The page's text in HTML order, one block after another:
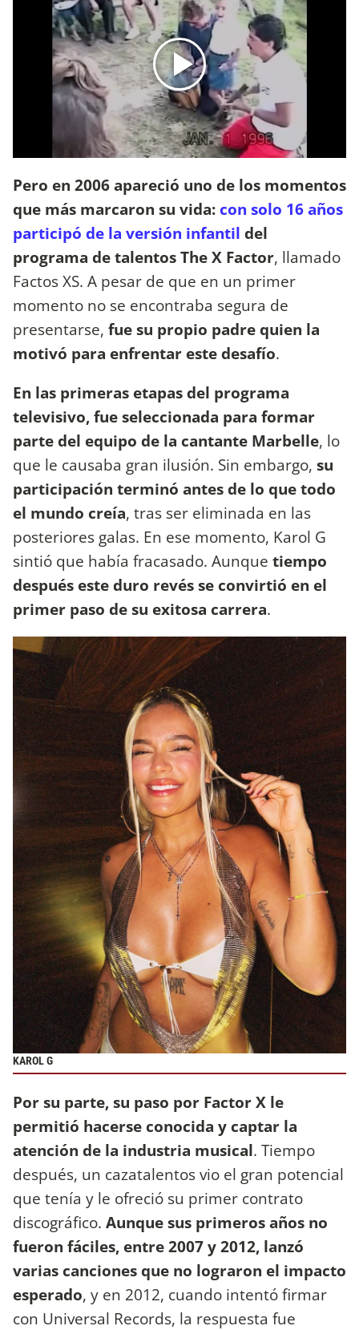
Pero en 2006 apareció uno de los momentos
que más marcaron su vida: con solo 16 años
participó de la versión infantil del
programa de talentos The X Factor, llamado
Factos XS. A pesar de que en un primer
momento no se encontraba segura de
presentarse, fue su propio padre quien la
motivó para enfrentar este desafío.
En las primeras etapas del programa
televisivo, fue seleccionada para formar
parte del equipo de la cantante Marbelle, lo
que le causaba gran ilusión. Sin embargo, su
participación terminó antes de lo que todo
el mundo creía, tras ser eliminada en las
posteriores galas. En ese momento, Karol G
sintió que había fracasado. Aunque tiempo
después este duro revés se convirtió en el
primer paso de su exitosa carrera.
KAROL G
Por su parte, su paso por Factor X le
permitió hacerse conocida y captar la
atención de la industria musical. Tiempo
después, un cazatalentos vio el gran potencial
que tenía y le ofreció su primer contrato
discográfico. Aunque sus primeros años no
fueron fáciles, entre 2007 y 2012, lanzó
varias canciones que no lograron el impacto
esperado, y en 2012, cuando intentó firmar
con Universal Records, la respuesta fue